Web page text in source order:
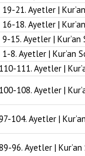
21. Ayetler |
18. Ayetler |
15. Ayetler |
8. Ayetler | Kur’an
111. Ayetler |
108. Ayetler |
104. Ayetler |
96. Ayetler |